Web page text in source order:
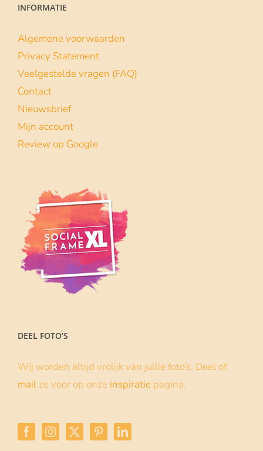
INFORMATIE
Algemene voorwaarden
Privacy Statement
Veelgestelde vragen (FAQ)
Contact
Nieuwsbrief
Mijn account
Review op Google
DEEL FOTO’S
Wij worden altijd vrolijk van jullie foto’s. Deel of
mail ze voor op onze inspiratie pagina.